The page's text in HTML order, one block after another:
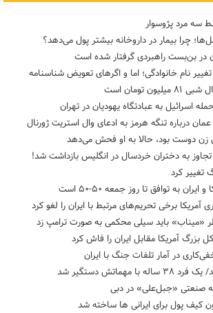
سه مرد پژوسوار
چرا بیمار در داروخانه بیشتر پول می‌دهد؟
در بن‌بست راهبردی گرفتار شده است
نام خانوادگی؛ اما و اگرهای تعویض شناسنامه
تومان است
درباره تنگه هرمز به ادعای وال استریت ژورنال
زن دوست بود، حالا به او فحش می‌دهد
تجاوز به دختران خردسال در انگلیس بازداشت شد!
تغییر کرد
به توافق تا روز جمعه ۵۰-۵۰ است
آمریکا برخی تحریم‌های مرتبط با ایران را لغو کرد
«میناب» باید سیلی محکمی به صورت ترامپ زد
بزرگ آمریکا مقابل ایران را فاش کرد
در آمار تلفات جنگ با ایران
دستگیر شد
صنعتی «جبل‌علی» در دبی